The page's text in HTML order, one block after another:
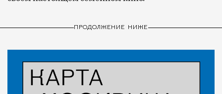
ПРОДОЛЖЕНИЕ НИЖЕ